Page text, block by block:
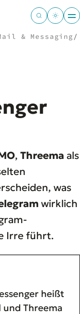
& Messaging /
, Threema als
was
wirklich
Irre führt.
heißt
und Threema